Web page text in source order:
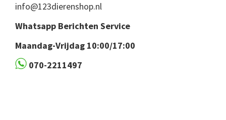
info@123dierenshop.nl
Whatsapp Berichten Service
Maandag-Vrijdag 10:00/17:00
070-2211497